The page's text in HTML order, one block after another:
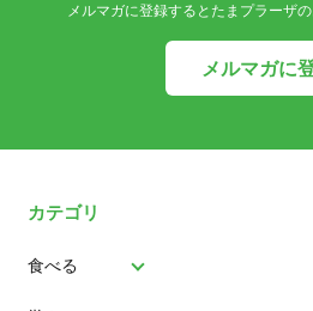
メルマガに登録するとたまプラーザ
メルマガに
カテゴリ
食べる